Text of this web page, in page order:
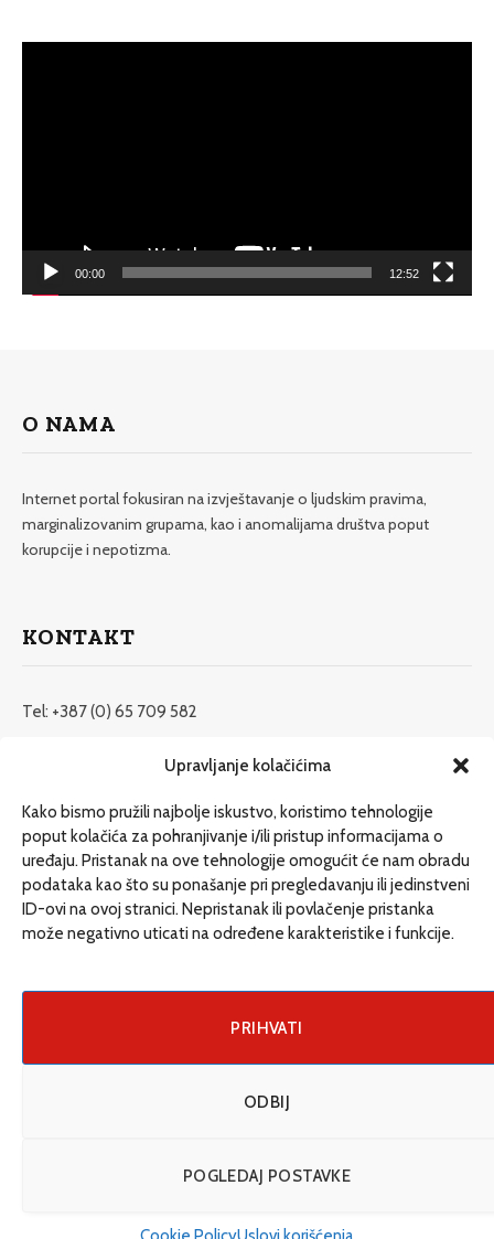
Upravljanje kolačićima
Kako bismo pružili najbolje iskustvo, koristimo tehnologije
poput kolačića za pohranjivanje i/ili pristup informacijama o
uređaju. Pristanak na ove tehnologije omogućit će nam obradu
podataka kao što su ponašanje pri pregledavanju ili jedinstveni
ID-ovi na ovoj stranici. Nepristanak ili povlačenje pristanka
može negativno uticati na određene karakteristike i funkcije.
PRIHVATI
ODBIJ
POGLEDAJ POSTAVKE
00:00 12:52
O NAMA
Internet portal fokusiran na izvještavanje o ljudskim pravima,
marginalizovanim grupama, kao i anomalijama društva poput
korupcije i nepotizma.
KONTAKT
Tel: +387 (0) 65 709 582
redakcija@etrafika.net
Dosije
Drugi pišu
Društvo
Cookie Policy (EU)